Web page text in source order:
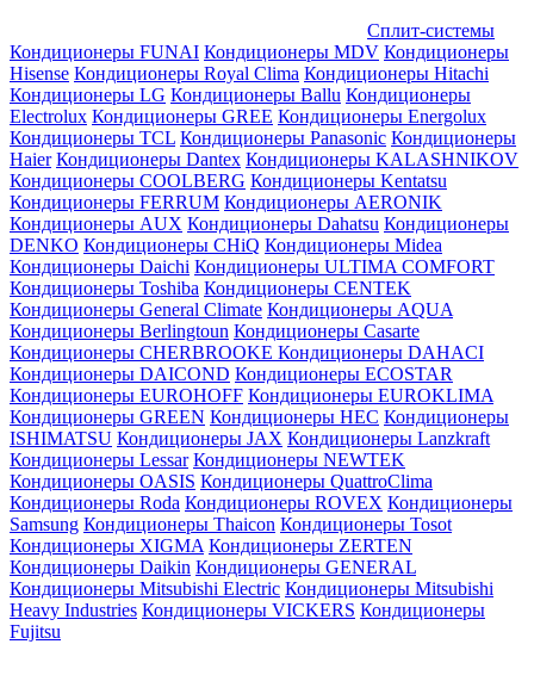
Сплит-системы
Кондиционеры FUNAI Кондиционеры MDV Кондиционеры
Hisense Кондиционеры Royal Clima Кондиционеры Hitachi
Кондиционеры LG Кондиционеры Ballu Кондиционеры
Electrolux Кондиционеры GREE Кондиционеры Energolux
Кондиционеры TCL Кондиционеры Panasonic Кондиционеры
Haier Кондиционеры Dantex Кондиционеры KALASHNIKOV
Кондиционеры СOOLBERG Кондиционеры Kentatsu
Кондиционеры FERRUM Кондиционеры AERONIK
Кондиционеры AUX Кондиционеры Dahatsu Кондиционеры
DENKO Кондиционеры CHiQ Кондиционеры Midea
Кондиционеры Daichi Кондиционеры ULTIMA COMFORT
Кондиционеры Toshiba Кондиционеры CENTEK
Кондиционеры General Climate Кондиционеры AQUA
Кондиционеры Berlingtoun Кондиционеры Casarte
Кондиционеры CHERBROOKE Кондиционеры DAHACI
Кондиционеры DAICOND Кондиционеры ECOSTAR
Кондиционеры EUROHOFF Кондиционеры EUROKLIMA
Кондиционеры GREEN Кондиционеры HEC Кондиционеры
ISHIMATSU Кондиционеры JAX Кондиционеры Lanzkraft
Кондиционеры Lessar Кондиционеры NEWTEK
Кондиционеры OASIS Кондиционеры QuattroClima
Кондиционеры Roda Кондиционеры ROVEX Кондиционеры
Samsung Кондиционеры Thaicon Кондиционеры Tosot
Кондиционеры XIGMA Кондиционеры ZERTEN
Кондиционеры Daikin Кондиционеры GENERAL
Кондиционеры Mitsubishi Electric Кондиционеры Mitsubishi
Heavy Industries Кондиционеры VICKERS Кондиционеры
Fujitsu